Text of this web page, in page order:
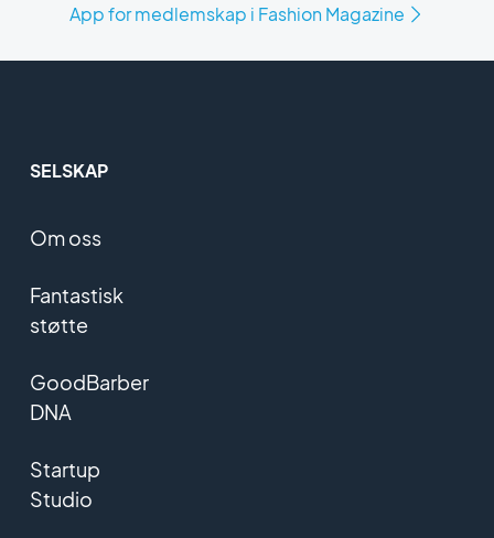
App for medlemskap i Fashion Magazine
SELSKAP
Om oss
Fantastisk
støtte
GoodBarber
DNA
Startup
Studio